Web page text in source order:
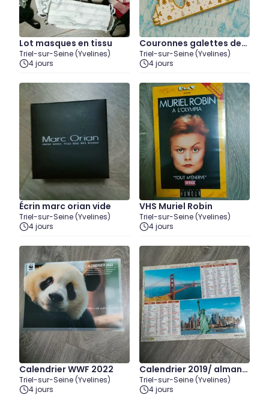
Lot masques en tissu
Triel-sur-Seine (Yvelines)
4 jours
Couronnes galettes des
rois
Triel-sur-Seine (Yvelines)
4 jours
Écrin marc orian vide
Triel-sur-Seine (Yvelines)
4 jours
VHS Muriel Robin
Triel-sur-Seine (Yvelines)
4 jours
Calendrier WWF 2022
Triel-sur-Seine (Yvelines)
4 jours
Calendrier 2019/ almana
h du facteur
Triel-sur-Seine (Yvelines)
4 jours